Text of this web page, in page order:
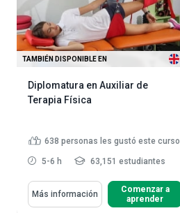
TAMBIÉN DISPONIBLE EN
Diplomatura en Auxiliar de
Terapia Física
638 personas les gustó este curso
5-6 h 63,151 estudiantes
Más información
Comenzar a
aprender